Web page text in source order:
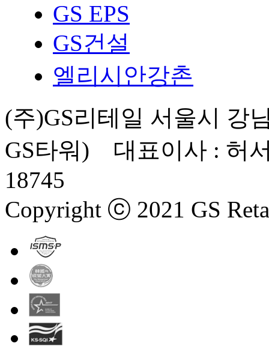
GS EPS
GS건설
엘리시안강촌
(주)GS리테일 서울시 강
GS타워) 대표이사 : 허
18745
Copyright ⓒ 2021 GS